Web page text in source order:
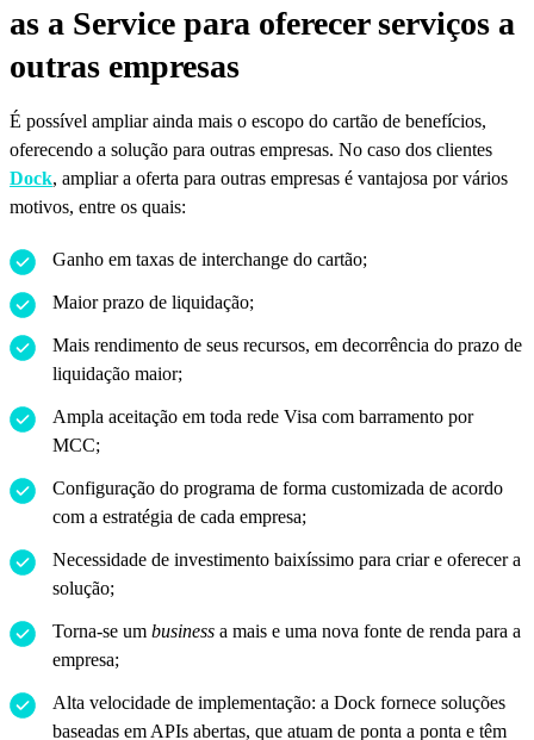
as a Service para oferecer serviços a
outras empresas
É possível ampliar ainda mais o escopo do cartão de benefícios,
oferecendo a solução para outras empresas. No caso dos clientes
Dock, ampliar a oferta para outras empresas é vantajosa por vários
motivos, entre os quais:
Ganho em taxas de interchange do cartão;
Maior prazo de liquidação;
Mais rendimento de seus recursos, em decorrência do prazo de
liquidação maior;
Ampla aceitação em toda rede Visa com barramento por
MCC;
Configuração do programa de forma customizada de acordo
com a estratégia de cada empresa;
Necessidade de investimento baixíssimo para criar e oferecer a
solução;
Torna-se um business a mais e uma nova fonte de renda para a
empresa;
Alta velocidade de implementação: a Dock fornece soluções
baseadas em APIs abertas, que atuam de ponta a ponta e têm